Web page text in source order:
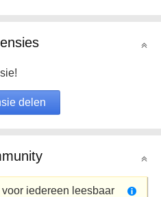
iedereen leesbaar